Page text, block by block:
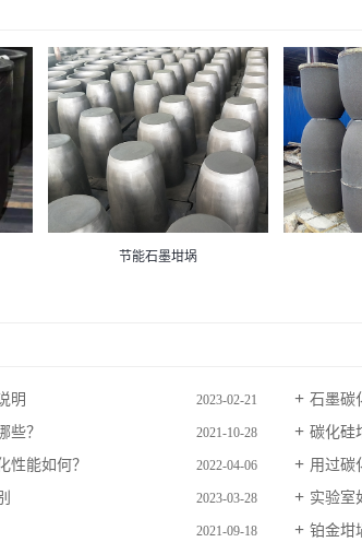
节能石墨坩埚
明 2023-02-21 石墨碳
些？ 2021-10-28 碳化硅
性能如何？ 2022-04-06 用过碳
2023-03-28 实验室
2021-09-18 铂金坩